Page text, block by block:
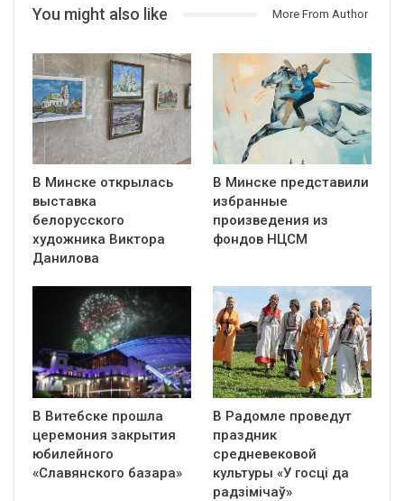
You might also like More From Author
В Минске открылась
выставка
белорусского
художника Виктора
Данилова
В Минске представили
избранные
произведения из
фондов НЦСМ
В Витебске прошла
церемония закрытия
юбилейного
«Славянского базара»
В Радомле проведут
праздник
средневековой
культуры «У госці да
радзімічаў»